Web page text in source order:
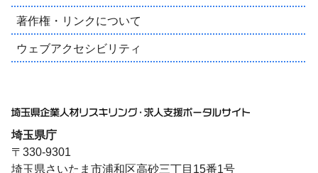
埼玉県庁
〒330-9301
埼玉県さいたま市浦和区高砂三丁目15番1号
著作権・リンクについて
ウェブアクセシビリティ